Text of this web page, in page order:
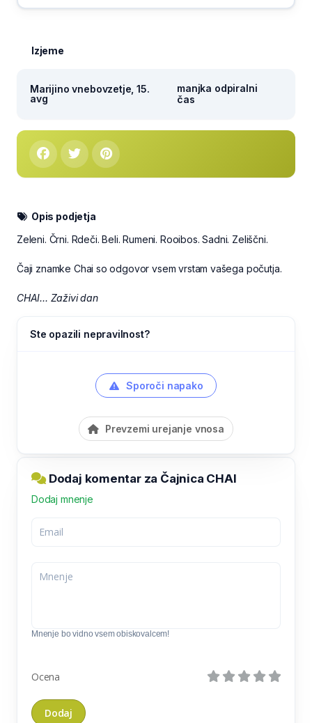
Izjeme
Marijino vnebovzetje, 15.
avg
manjka odpiralni
čas
Opis podjetja
Zeleni. Črni. Rdeči. Beli. Rumeni. Rooibos. Sadni. Zeliščni.
Čaji znamke Chai so odgovor vsem vrstam vašega počutja.
CHAI... Zaživi dan
Ste opazili nepravilnost?
Sporoči napako
Prevzemi urejanje vnosa
Dodaj komentar za Čajnica CHAI
Dodaj mnenje
Mnenje bo vidno vsem obiskovalcem!
Ocena